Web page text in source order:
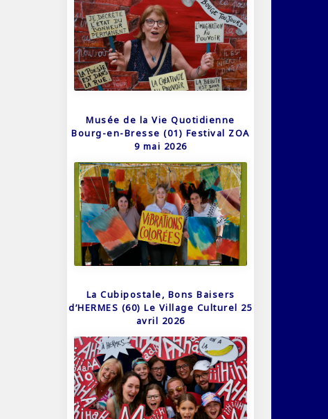
Musée de la Vie Quotidienne
Bourg-en-Bresse (01) Festival ZOA
9 mai 2026
La Cubipostale, Bons Baisers
d’HERMES (60) Le Village Culturel 25
avril 2026